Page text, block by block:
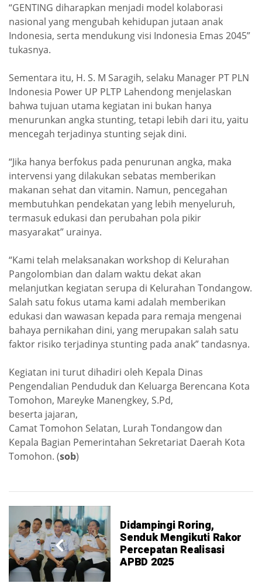
“GENTING diharapkan menjadi model kolaborasi
nasional yang mengubah kehidupan jutaan anak
Indonesia, serta mendukung visi Indonesia Emas 2045”
tukasnya.
Sementara itu, H. S. M Saragih, selaku Manager PT PLN
Indonesia Power UP PLTP Lahendong menjelaskan
bahwa tujuan utama kegiatan ini bukan hanya
menurunkan angka stunting, tetapi lebih dari itu, yaitu
mencegah terjadinya stunting sejak dini.
“Jika hanya berfokus pada penurunan angka, maka
intervensi yang dilakukan sebatas memberikan
makanan sehat dan vitamin. Namun, pencegahan
membutuhkan pendekatan yang lebih menyeluruh,
termasuk edukasi dan perubahan pola pikir
masyarakat” urainya.
“Kami telah melaksanakan workshop di Kelurahan
Pangolombian dan dalam waktu dekat akan
melanjutkan kegiatan serupa di Kelurahan Tondangow.
Salah satu fokus utama kami adalah memberikan
edukasi dan wawasan kepada para remaja mengenai
bahaya pernikahan dini, yang merupakan salah satu
faktor risiko terjadinya stunting pada anak” tandasnya.
Kegiatan ini turut dihadiri oleh Kepala Dinas
Pengendalian Penduduk dan Keluarga Berencana Kota
Tomohon, Mareyke Manengkey, S.Pd,
beserta jajaran,
Camat Tomohon Selatan, Lurah Tondangow dan
Kepala Bagian Pemerintahan Sekretariat Daerah Kota
Tomohon. (sob)
Didampingi Roring,
Senduk Mengikuti Rakor
Percepatan Realisasi
APBD 2025